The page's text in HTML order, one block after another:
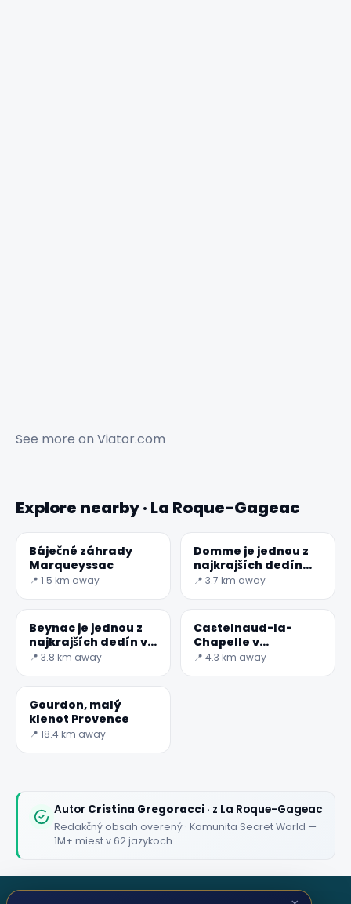
See more on Viator.com
Explore nearby · La Roque-Gageac
Báječné záhrady
Marqueyssac
📍 1.5 km away
Domme je jednou z
najkrajších dedín
Francúzska
📍 3.7 km away
Beynac je jednou z
najkrajších dedín vo
Francúzsku
📍 3.8 km away
Castelnaud-la-
Chapelle v
Dordogne
📍 4.3 km away
Gourdon, malý
klenot Provence
📍 18.4 km away
Autor Cristina Gregoracci · z La Roque-Gageac
Redakčný obsah overený · Komunita Secret World —
1M+ miest v 62 jazykoch